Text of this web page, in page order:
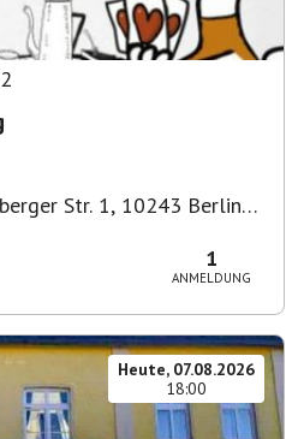
Str. 1, 10243 Berlin-
1
ANMELDUNG
Heute, 07.08.2026
18:00